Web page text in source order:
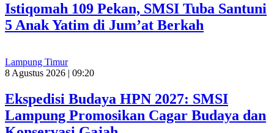
Istiqomah 109 Pekan, SMSI Tuba Santuni
5 Anak Yatim di Jum’at Berkah
Lampung Timur
8 Agustus 2026 | 09:20
Ekspedisi Budaya HPN 2027: SMSI
Lampung Promosikan Cagar Budaya dan